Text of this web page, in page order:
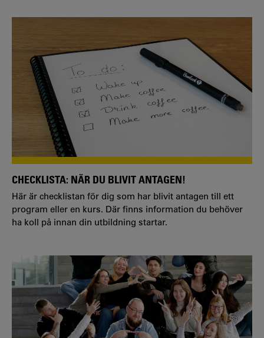
CHECKLISTA: NÄR DU BLIVIT ANTAGEN!
Här är checklistan för dig som har blivit antagen till ett
program eller en kurs. Där finns information du behöver
ha koll på innan din utbildning startar.